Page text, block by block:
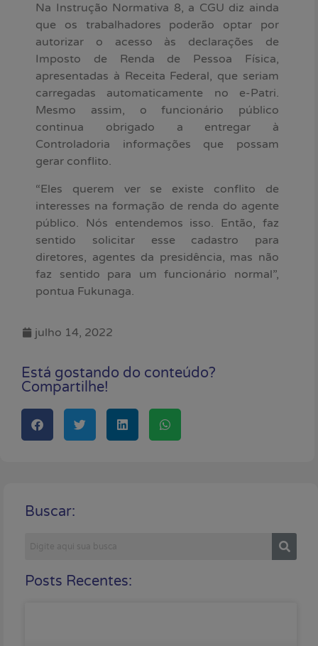
Na Instrução Normativa 8, a CGU diz ainda
que os trabalhadores poderão optar por
autorizar o acesso às declarações de
Imposto de Renda de Pessoa Física,
apresentadas à Receita Federal, que seriam
carregadas automaticamente no e-Patri.
Mesmo assim, o funcionário público
continua obrigado a entregar à
Controladoria informações que possam
gerar conflito.
“Eles querem ver se existe conflito de
interesses na formação de renda do agente
público. Nós entendemos isso. Então, faz
sentido solicitar esse cadastro para
diretores, agentes da presidência, mas não
faz sentido para um funcionário normal”,
pontua Fukunaga.
julho 14, 2022
Está gostando do conteúdo?
Compartilhe!
Buscar:
Posts Recentes: